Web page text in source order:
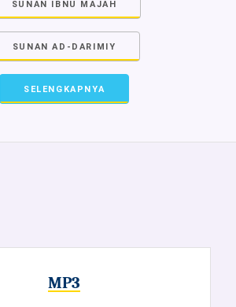
SUNAN IBNU MAJAH
SUNAN AD-DARIMIY
SELENGKAPNYA
MP3